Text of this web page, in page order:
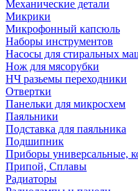
Механические детали
Микрики
Микрофонный капсюль
Наборы инструментов
Насосы для стиральных
Нож для мясорубки
НЧ разьемы переходники
Отвертки
Панельки для микросхем
Паяльники
Подставка для паяльника
Подшипник
Приборы универсальные,
Припой, Сплавы
Радиаторы